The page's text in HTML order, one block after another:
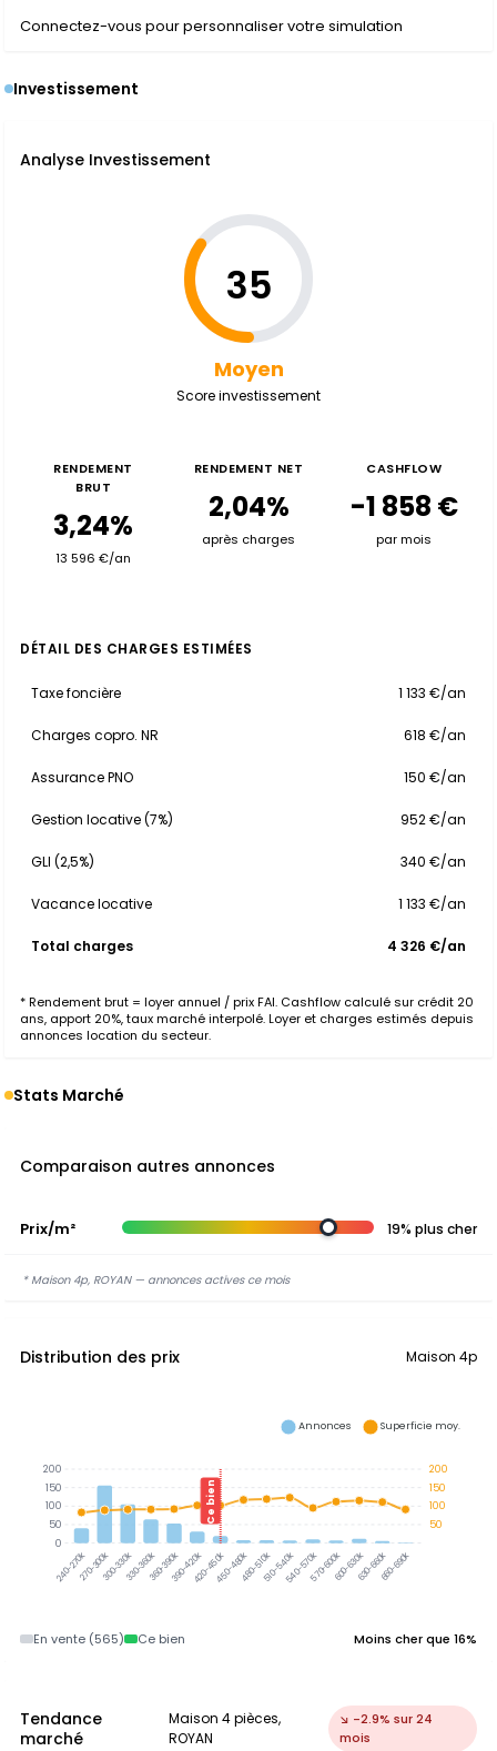
Connectez-vous pour personnaliser votre simulation
Investissement
Analyse Investissement
35
Moyen
Score investissement
RENDEMENT
BRUT
3,24%
13 596 €/an
RENDEMENT NET
2,04%
après charges
CASHFLOW
-1 858 €
par mois
DÉTAIL DES CHARGES ESTIMÉES
Taxe foncière 1 133 €/an
Charges copro. NR 618 €/an
Assurance PNO 150 €/an
Gestion locative (7%) 952 €/an
GLI (2,5%) 340 €/an
Vacance locative 1 133 €/an
Total charges 4 326 €/an
* Rendement brut = loyer annuel / prix FAI. Cashflow calculé sur crédit 20
ans, apport 20%, taux marché interpolé. Loyer et charges estimés depuis
annonces location du secteur.
Stats Marché
Comparaison autres annonces
Prix/m² 19% plus cher
* Maison 4p, ROYAN — annonces actives ce mois
Distribution des prix Maison 4p
240-270k270-300k300-330k330-360k360-390k390-420k420-450k450-480k480-510k510-540k540-570k570-600k600-630k630-660k660-690k
Ce bien
200
150
100
50
200
150
100
50
0
Annonces Superficie moy.
En vente (565) Ce bien Moins cher que 16%
Tendance
marché
Maison 4 pièces,
ROYAN
↘ -2.9% sur 24
mois